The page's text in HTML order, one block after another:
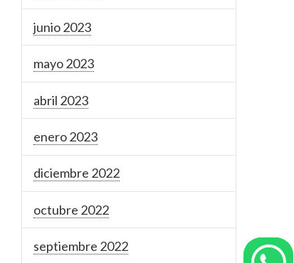
junio 2023
mayo 2023
abril 2023
enero 2023
diciembre 2022
octubre 2022
septiembre 2022